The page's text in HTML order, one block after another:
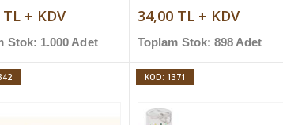
+ KDV
Stok: 1.000 Adet
34,00 TL + KDV
Toplam Stok: 898 Adet
KOD: 1371